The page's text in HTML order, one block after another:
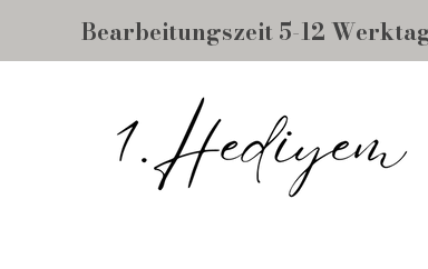
Bearbeitungszeit 5-12